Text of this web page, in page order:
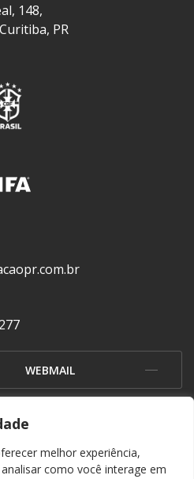
melhor experiência,
como você interage em
148,
PR
WEBMAIL
OUVIDORIA